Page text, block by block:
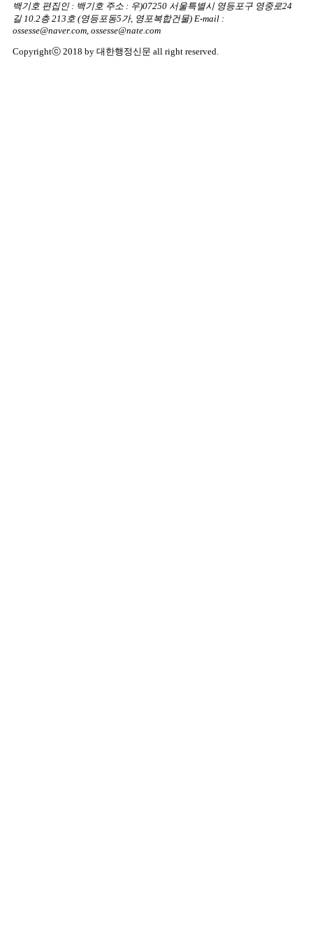
백기호 편집인 : 백기호 주소 : 우)07250 서울특별시 영등포구 영중로24
길 10.2층 213호 (영등포동5가, 영포복합건물) E-mail :
ossesse@naver.com, ossesse@nate.com
Copyrightⓒ 2018 by 대한행정신문 all right reserved.